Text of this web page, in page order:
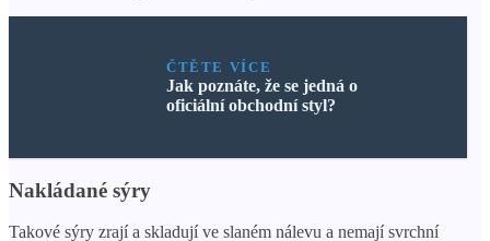
ČTĚTE VÍCE
Jak poznáte, že se jedná o
oficiální obchodní styl?
Nakládané sýry
Takové sýry zrají a skladují ve slaném nálevu a nemají svrchní